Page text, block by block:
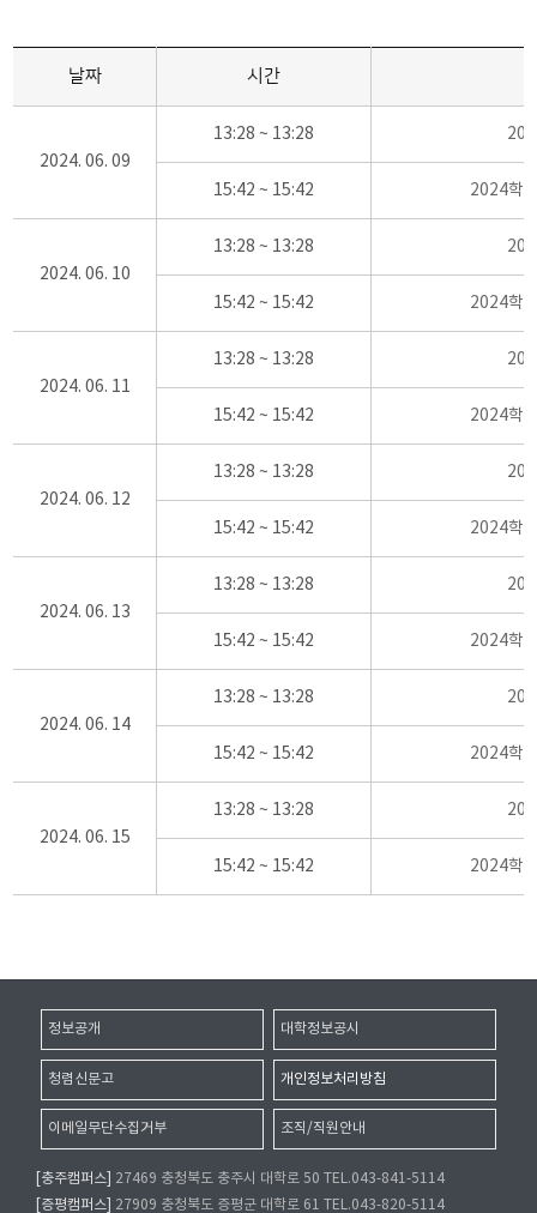
날짜 시간
2024. 06. 09
13:28 ~ 13:28
15:42 ~ 15:42 2024학
2024. 06. 10
13:28 ~ 13:28
15:42 ~ 15:42 2024학
2024. 06. 11
13:28 ~ 13:28
15:42 ~ 15:42 2024학
2024. 06. 12
13:28 ~ 13:28
15:42 ~ 15:42 2024학
2024. 06. 13
13:28 ~ 13:28
15:42 ~ 15:42 2024학
2024. 06. 14
13:28 ~ 13:28
15:42 ~ 15:42 2024학
2024. 06. 15
13:28 ~ 13:28
15:42 ~ 15:42 2024학
정보공개 대학정보공시
청렴신문고 개인정보처리방침
이메일무단수집거부 조직/직원안내
[충주캠퍼스]
27469 충청북도 충주시 대학로 50 TEL.043-841-5114
[증평캠퍼스]
27909 충청북도 증평군 대학로 61 TEL.043-820-5114